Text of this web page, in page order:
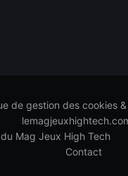
de gestion des cookies
du Mag Jeux High Tech
Contact